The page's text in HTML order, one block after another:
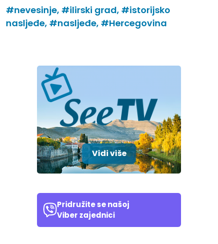
#nevesinje, #ilirski grad, #istorijsko
nasljeđe, #nasljeđe, #Hercegovina
Vidi više
Pridružite se našoj
Viber zajednici